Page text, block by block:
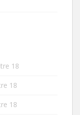
18
18
18